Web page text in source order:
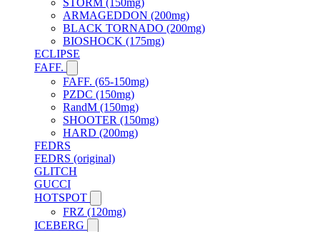
ARMAGEDDON (200mg)
BLACK TORNADO (200mg)
BIOSHOCK (175mg)
ECLIPSE
FAFF.
FAFF. (65-150mg)
PZDC (150mg)
RandM (150mg)
SHOOTER (150mg)
HARD (200mg)
FEDRS
FEDRS (original)
GLITCH
GUCCI
HOTSPOT
FRZ (120mg)
ICEBERG